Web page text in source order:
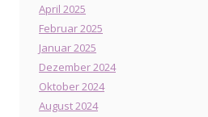
April 2025
Februar 2025
Januar 2025
Dezember 2024
Oktober 2024
August 2024